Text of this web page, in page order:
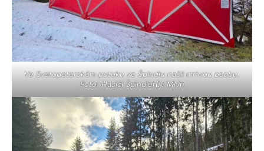
Ve Svatopeterském potoku ve Špindlu našli mrtvou osobu.
Foto: Hasiči Špindlerův Mlýn